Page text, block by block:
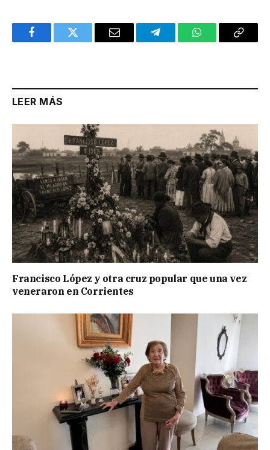
FacebookTwitter Email TelegramWhatsAppCopy
LEER MÁS
Francisco López y otra cruz popular que una vez
veneraron en Corrientes